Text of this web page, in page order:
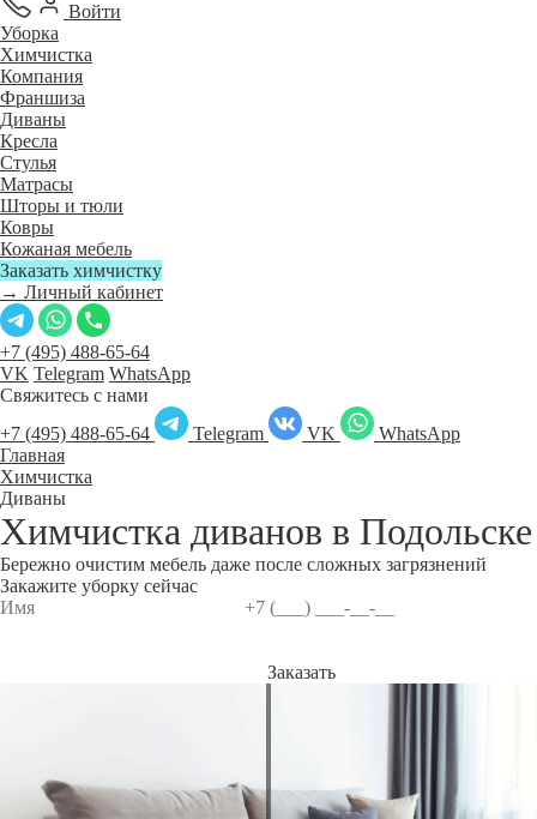
Войти
Уборка
Химчистка
Компания
Франшиза
Диваны
Кресла
Стулья
Матрасы
Шторы и тюли
Ковры
Кожаная мебель
Заказать химчистку
→ Личный кабинет
+7 (495) 488-65-64
VK Telegram WhatsApp
Свяжитесь с нами
+7 (495) 488-65-64
Telegram VK
WhatsApp
Главная
Химчистка
Диваны
Химчистка диванов в Подольске
Бережно очистим мебель даже после сложных загрязнений
Закажите уборку сейчас
Заказать